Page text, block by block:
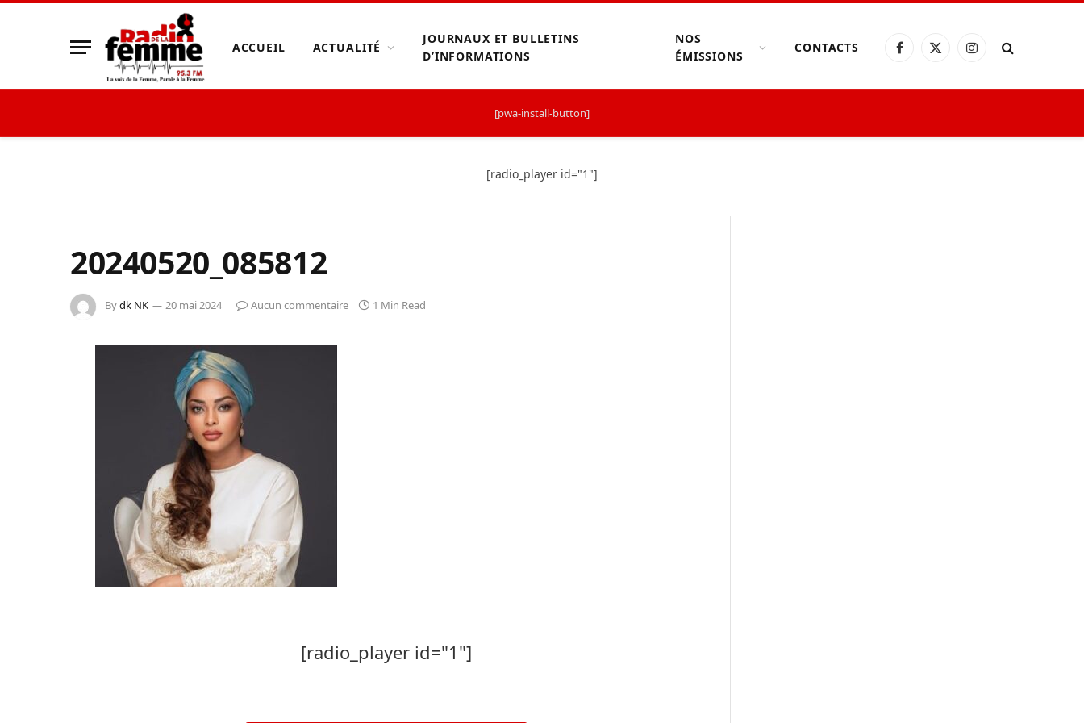
ACCUEIL ACTUALITÉ
JOURNAUX ET BULLETINS
D’INFORMATIONS
NOS
ÉMISSIONS
CONTACTS Facebook
X
Instagram
[pwa-install-button]
[radio_player id="1"]
20240520_085812
Bydk NK 20 mai 2024 Aucun commentaire 1 Min Read
[radio_player id="1"]